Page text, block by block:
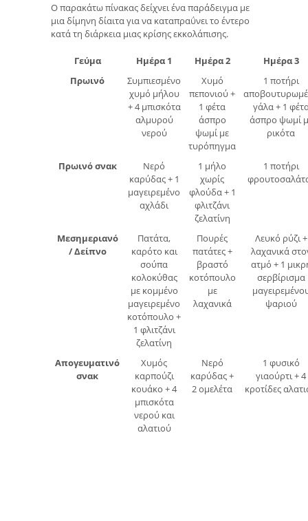
Ο παρακάτω πίνακας δείχνει ένα παράδειγμα με
μια δίμηνη δίαιτα για να καταπραΰνει το έντερο
κατά τη διάρκεια μιας κρίσης εκκολάπισης.
Γεύμα Ημέρα 1 Ημέρα 2
Ημέρα 3
Πρωινό
Συμπιεσμένο
χυμό μήλου
+ 4 μπισκότα
αλμυρού
νερού
Χυμό
πεπονιού +
1 φέτα
άσπρο
ψωμί με
τυρόπηγμα
1 ποτήρι
γάλα + 1
άσπρο ψωμί
ρικότα
Πρωινό σνακ
Νερό
καρύδας + 1
μαγειρεμένο
αχλάδι
1 μήλο
χωρίς
φλούδα + 1
φλιτζάνι
ζελατίνη
1 ποτήρι
Μεσημεριανό
/ Δείπνο
Πατάτα,
καρότο και
σούπα
κολοκύθας
με κομμένο
μαγειρεμένο
κοτόπουλο +
1 φλιτζάνι
ζελατίνη
Πουρές
πατάτες +
βραστό
κοτόπουλο
με
λαχανικά
Λευκό ρύζι +
λαχανικά
ατμό + 1
σερβίρισμα
ψαριού
Απογευματινό
σνακ
Χυμός
καρπούζι
κουάκο + 4
μπισκότα
νερού και
αλατιού
Νερό
καρύδας +
2 ομελέτα
1 φυσικό
γιαούρτι + 4
κροτίδες